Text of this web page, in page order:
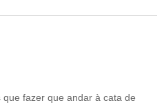
fazer que andar à cata de